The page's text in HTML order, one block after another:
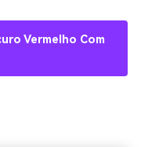
Vermelho Com